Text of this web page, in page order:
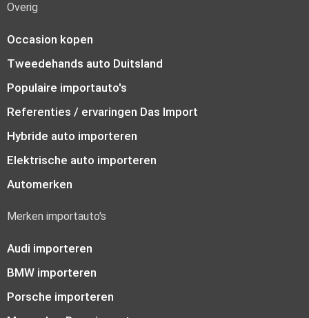
Overig
Occasion kopen
Tweedehands auto Duitsland
Populaire importauto's
Referenties / ervaringen Das Import
Hybride auto importeren
Elektrische auto importeren
Automerken
Merken importauto's
Audi importeren
BMW importeren
Porsche importeren